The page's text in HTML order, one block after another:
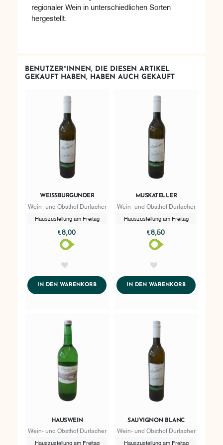
regionaler Wein in unterschiedlichen Sorten
hergestellt.
BENUTZER*INNEN, DIE DIESEN ARTIKEL
GEKAUFT HABEN, HABEN AUCH GEKAUFT
WEISSBURGUNDER
Wein- und Obsthof Durlacher
Hauszustellung am Freitag
€8,00
IN DEN WARENKORBADDTOCART
MUSKATELLER
Wein- und Obsthof Durlacher
Hauszustellung am Freitag
€8,50
IN DEN WARENKORBADDTOCART
HAUSWEIN
Wein- und Obsthof Durlacher
Hauszustellung am Freitag
SAUVIGNON BLANC
Wein- und Obsthof Durlacher
Hauszustellung am Freitag